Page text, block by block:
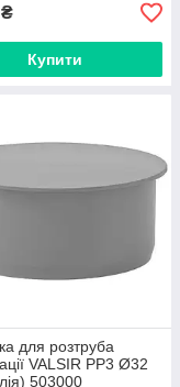
₴
Купити
для розтруба
VALSIR PP3 Ø32
503000